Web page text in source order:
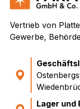
Vertrieb von
Gewerbe,
Lager und